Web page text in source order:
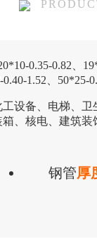
0.35-0.82、
1.52、
设备、电梯、
、核电、建筑装
钢管厚